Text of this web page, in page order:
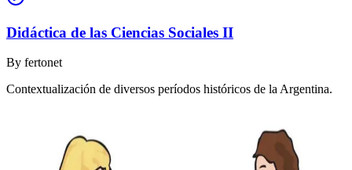
Didáctica de las Ciencias Sociales II
By fertonet
Contextualización de diversos períodos históricos de la Argentina.